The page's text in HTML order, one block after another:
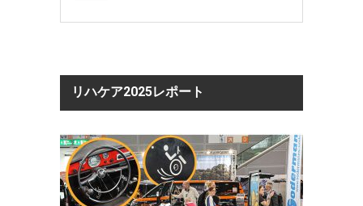
リハケア2025レポート